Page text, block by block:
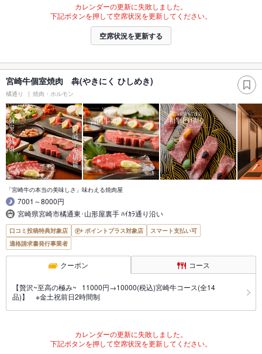
カレンダーの更新に失敗しました。
下記ボタンを押して空席状況を更新してください。
空席状況を更新する
宮崎牛個室焼肉 犇(やきにく ひしめき)
橘通り 焼肉・ホルモン
「宮崎牛の本当の美味しさ」味わえる焼肉屋
7001～8000円
宮崎県宮崎市橘通東･山形屋裏手 ﾊｲｶﾗ通り沿い
口コミ投稿特典対象店 ポイントプラス対象店
スマート支払い可
適格請求書発行事業者
クーポン コース
【贅沢~至高の極み~ 11000円→10000(税込)宮崎牛コース(全14
品)】 ※金土祝前日2時間制
カレンダーの更新に失敗しました。
下記ボタンを押して空席状況を更新してください。